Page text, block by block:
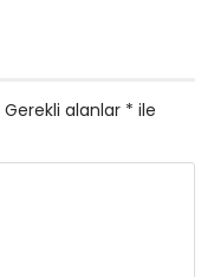
Gerekli alanlar * ile